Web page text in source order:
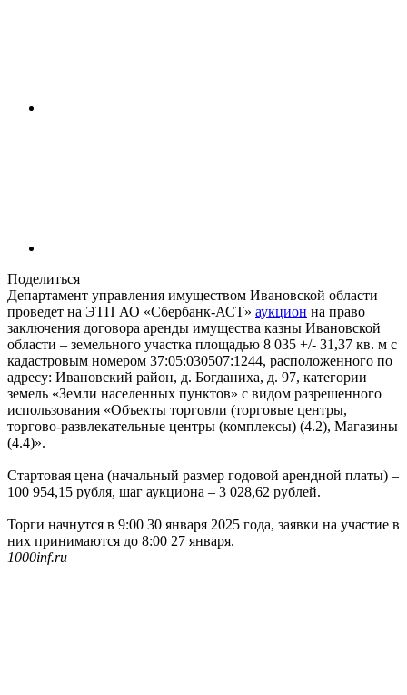
Поделиться
Департамент управления имуществом Ивановской области
проведет на ЭТП АО «Сбербанк-АСТ» аукцион на право
заключения договора аренды имущества казны Ивановской
области – земельного участка площадью 8 035 +/- 31,37 кв. м с
кадастровым номером 37:05:030507:1244, расположенного по
адресу: Ивановский район, д. Богданиха, д. 97, категории
земель «Земли населенных пунктов» с видом разрешенного
использования «Объекты торговли (торговые центры,
торгово-развлекательные центры (комплексы) (4.2), Магазины
(4.4)».
Стартовая цена (начальный размер годовой арендной платы) –
100 954,15 рубля, шаг аукциона – 3 028,62 рублей.
Торги начнутся в 9:00 30 января 2025 года, заявки на участие в
них принимаются до 8:00 27 января.
1000inf.ru